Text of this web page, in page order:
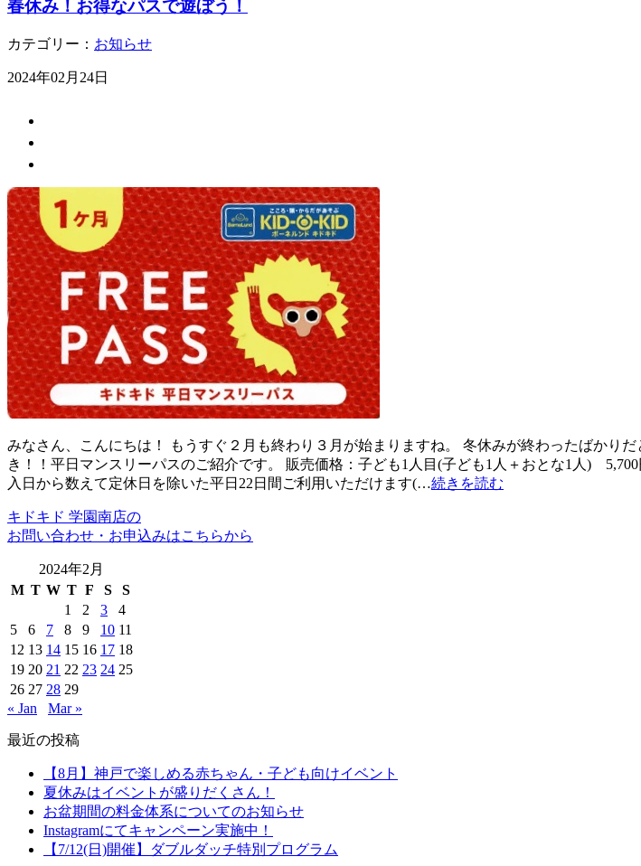
春休み！お得なパスで遊ぼう！
カテゴリー： お知らせ
2024年02月24日
みなさん、こんにちは！ もうすぐ２月も終わり３月が始まりますね。 冬休みが終わったばかり
き！！平日マンスリーパスのご紹介です。 販売価格：子ども1人目(子ども1人＋おとな1
入日から数えて定休日を除いた平日22日間ご利用いただけます(…続きを読む
キドキド 学園南店の
お問い合わせ・お申込みはこちらから
2024年2月
M T W T F S
S
1
2 3
4
5
6 7 8 9 10 11
12 13 14 15 16 17 18
19 20 21 22 23 24 25
26 27 28 29
« Jan
Mar »
最近の投稿
【8月】神戸で楽しめる赤ちゃん・子ども向けイベント
夏休みはイベントが盛りだくさん！
お盆期間の料金体系についてのお知らせ
Instagramにてキャンペーン実施中！
【7/12(日)開催】ダブルダッチ特別プログラム